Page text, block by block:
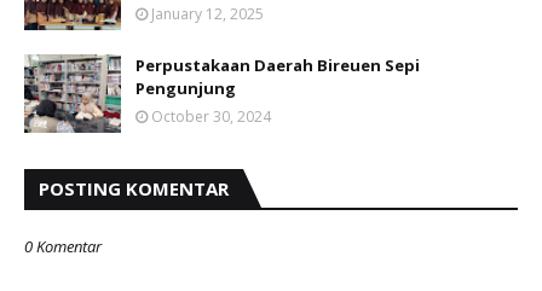
January 12, 2025
Perpustakaan Daerah Bireuen Sepi
Pengunjung
October 30, 2024
POSTING KOMENTAR
0 Komentar